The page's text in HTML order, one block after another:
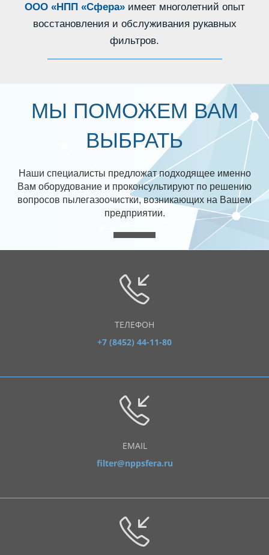
ООО «НПП «Сфера»имеет многолетний опыт
восстановления и обслуживания рукавных
фильтров.
МЫ ПОМОЖЕМ ВАМ
ВЫБРАТЬ
Наши специалисты предложат подходящее именно
Вам оборудование и проконсультируют по решению
вопросов пылегазоочистки, возникающих на Вашем
предприятии.
ТЕЛЕФОН
+7 (8452) 44-11-80
EMAIL
filter@nppsfera.ru